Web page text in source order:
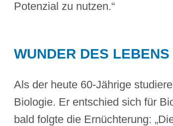
Potenzial zu nutzen.“
WUNDER DES
Als der heute 60-Jährige
Biologie. Er entschied sich für
bald folgte die Ernüchterung: